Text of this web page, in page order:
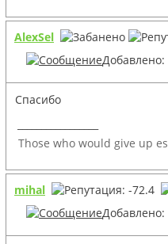
AlexSel
Спасибо
Those who would give up
mihal